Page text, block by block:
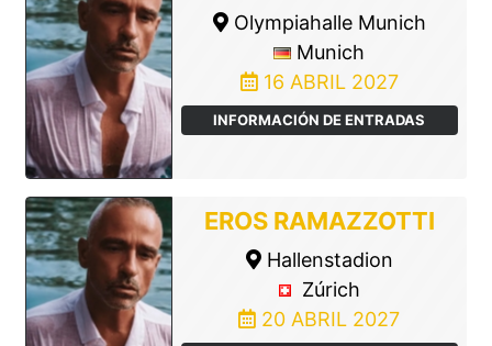
Olympiahalle Munich
Munich
16 ABRIL 2027
INFORMACIÓN DE ENTRADAS
EROS RAMAZZOTTI
Hallenstadion
Zúrich
20 ABRIL 2027